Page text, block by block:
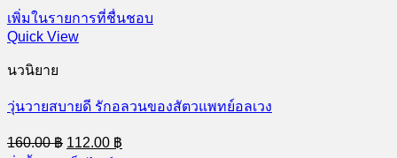
เพิ่มในรายการที่ชื่นชอบ
Quick View
นวนิยาย
วุ่นวายสบายดี รักอลวนของสัตวแพทย์อลเวง
160.00฿ Original
price
112.00 ฿
price